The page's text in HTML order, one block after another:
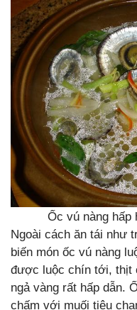
Ốc vú nàng hấp
Ngoài cách ăn tái như
biến món ốc vú nàng
được luộc chín tới, thịt
ngả vàng rất hấp dẫn.
chấm với muối tiêu